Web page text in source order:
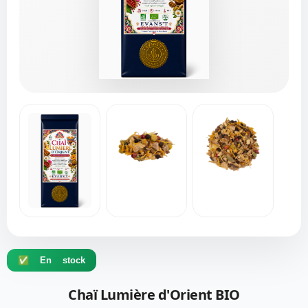
✅ En stock
Chaï Lumière d'Orient BIO